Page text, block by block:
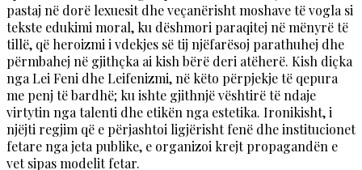
pastaj në dorë lexuesit dhe veçanërisht moshave të vogla si
tekste edukimi moral, ku dëshmori paraqitej në mënyrë të
tillë, që heroizmi i vdekjes së tij njëfarësoj parathuhej dhe
përmbahej në gjithçka ai kish bërë deri atëherë. Kish diçka
nga Lei Feni dhe Leifenizmi, në këto përpjekje të qepura
me penj të bardhë; ku ishte gjithnjë vështirë të ndaje
virtytin nga talenti dhe etikën nga estetika. Ironikisht, i
njëjti regjim që e përjashtoi ligjërisht fenë dhe institucionet
fetare nga jeta publike, e organizoi krejt propagandën e
vet sipas modelit fetar.